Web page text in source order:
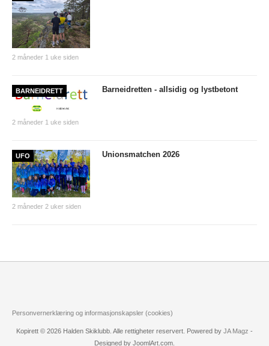
HANDLINGSDOKUMENT
HISTORISK
Tiomila "Hall of Fame"
Statistikk Jukola
VM Historikk
EM Historikk
Junior-VM
WMOC2003
2 måneder 1 uke siden
BARNEIDRETT
2 måneder 1 uke siden
Barneidretten - allsidig og lystbetont
UFO
2 måneder 2 uker siden
Unionsmatchen 2026
Personvernerklæring og informasjonskapsler (cookies)
Kopirett © 2026 Halden Skiklubb. Alle rettigheter reservert. Powered by JA Magz -
Designed by JoomlArt.com.